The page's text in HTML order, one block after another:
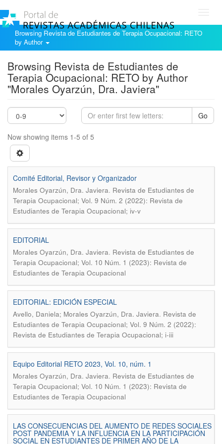
Browsing Revista de Estudiantes de Terapia Ocupacional: RETO
by Author
Browsing Revista de Estudiantes de
Terapia Ocupacional: RETO by Author
"Morales Oyarzún, Dra. Javiera"
Go
Now showing items 1-5 of 5
Comité Editorial, Revisor y Organizador
Morales Oyarzún, Dra. Javiera. Revista de Estudiantes de
Terapia Ocupacional; Vol. 9 Núm. 2 (2022): Revista de
Estudiantes de Terapia Ocupacional; iv-v
EDITORIAL
Morales Oyarzún, Dra. Javiera. Revista de Estudiantes de
Terapia Ocupacional; Vol. 10 Núm. 1 (2023): Revista de
Estudiantes de Terapia Ocupacional
EDITORIAL: EDICIÓN ESPECIAL
Avello, Daniela; Morales Oyarzún, Dra. Javiera. Revista de
Estudiantes de Terapia Ocupacional; Vol. 9 Núm. 2 (2022):
Revista de Estudiantes de Terapia Ocupacional; i-iii
Equipo Editorial RETO 2023, Vol. 10, núm. 1
Morales Oyarzún, Dra. Javiera. Revista de Estudiantes de
Terapia Ocupacional; Vol. 10 Núm. 1 (2023): Revista de
Estudiantes de Terapia Ocupacional
LAS CONSECUENCIAS DEL AUMENTO DE REDES SOCIALES
POST PANDEMIA Y LA INFLUENCIA EN LA PARTICIPACIÓN
SOCIAL EN ESTUDIANTES DE PRIMER AÑO DE LA